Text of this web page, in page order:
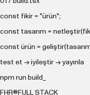
const fikir = "ürün";
const tasarım =
const ürün =
test et → iyileştir → yayınla
npm run build_
FHR®FULL STACK